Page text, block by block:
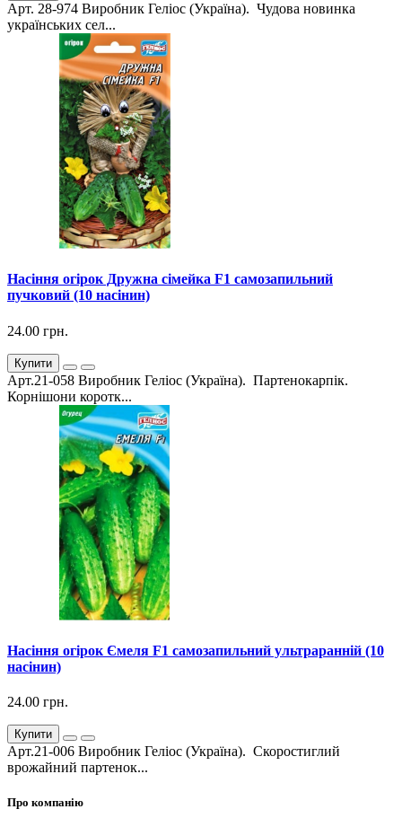
Арт. 28-974 Виробник Геліос (Україна). Чудова новинка
українських сел...
Насіння огірок Дружна сімейка F1 самозапильний
пучковий (10 насінин)
24.00 грн.
Купити
Арт.21-058 Виробник Геліос (Україна). Партенокарпік.
Корнішони коротк...
Насіння огірок Ємеля F1 самозапильний ультраранній (10
насінин)
24.00 грн.
Купити
Арт.21-006 Виробник Геліос (Україна). Скоростиглий
врожайний партенок...
Про компанію